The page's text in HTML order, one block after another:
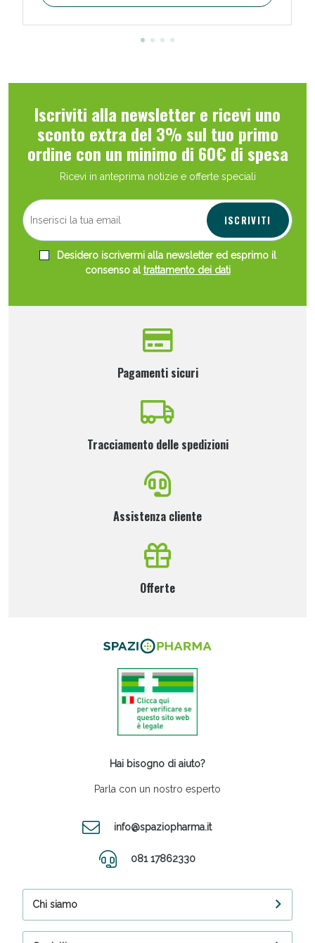
Iscriviti alla newsletter e ricevi uno
sconto extra del 3% sul tuo primo
ordine con un minimo di 60€ di spesa
Ricevi in anteprima notizie e offerte speciali
ISCRIVITI
Desidero iscrivermi alla newsletter ed esprimo il
consenso altrattamento dei dati
Pagamenti sicuri
Tracciamento delle spedizioni
Assistenza cliente
Offerte
Hai bisogno di aiuto?
Parla con un nostro esperto
info@spaziopharma.it
081 17862330
Chi siamo